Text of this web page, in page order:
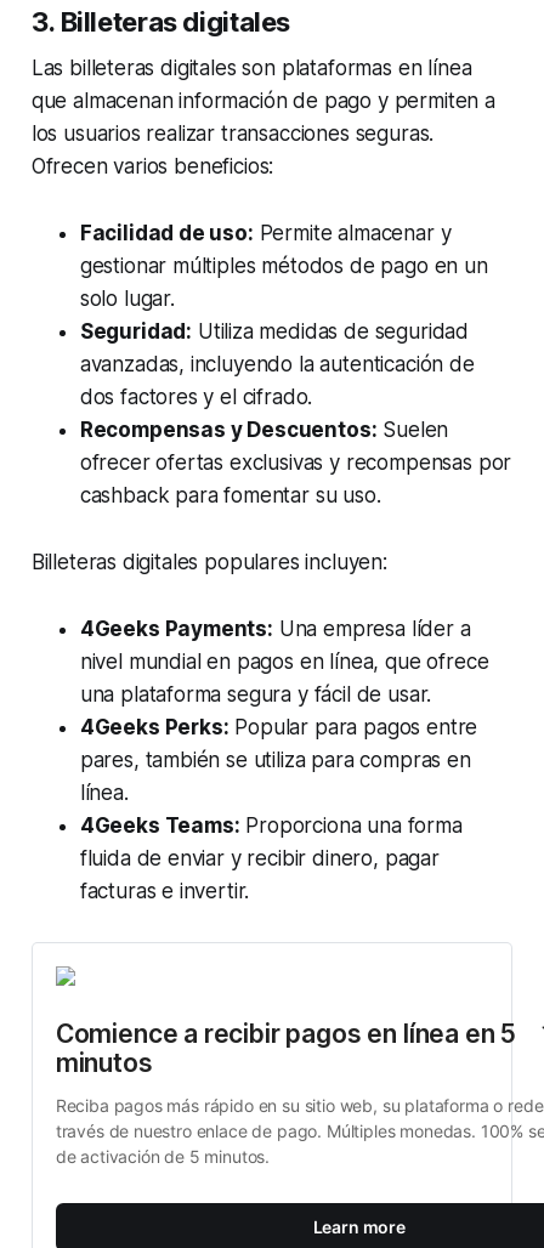
3. Billeteras digitales
Las billeteras digitales son plataformas en línea
que almacenan información de pago y permiten a
los usuarios realizar transacciones seguras.
Ofrecen varios beneficios:
Facilidad de uso: Permite almacenar y
gestionar múltiples métodos de pago en un
solo lugar.
Seguridad: Utiliza medidas de seguridad
avanzadas, incluyendo la autenticación de
dos factores y el cifrado.
Recompensas y Descuentos: Suelen
ofrecer ofertas exclusivas y recompensas por
cashback para fomentar su uso.
Billeteras digitales populares incluyen:
4Geeks Payments: Una empresa líder a
nivel mundial en pagos en línea, que ofrece
una plataforma segura y fácil de usar.
4Geeks Perks: Popular para pagos entre
pares, también se utiliza para compras en
línea.
4Geeks Teams: Proporciona una forma
fluida de enviar y recibir dinero, pagar
facturas e invertir.
Comience a recibir pagos en línea en 5
minutos
Reciba pagos más rápido en su sitio web, su plataforma o
través de nuestro enlace de pago. Múltiples monedas. 100%
de activación de 5 minutos.
Learn more